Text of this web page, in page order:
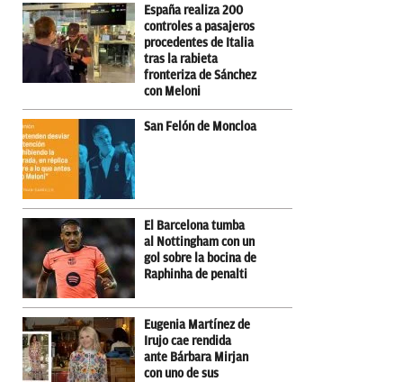
España realiza 200
controles a pasajeros
procedentes de Italia
tras la rabieta
fronteriza de Sánchez
con Meloni
San Felón de Moncloa
El Barcelona tumba
al Nottingham con un
gol sobre la bocina de
Raphinha de penalti
Eugenia Martínez de
Irujo cae rendida
ante Bárbara Mirjan
con uno de sus